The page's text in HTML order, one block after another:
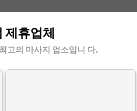
제휴업체
고의 마사지 업소입니 다.